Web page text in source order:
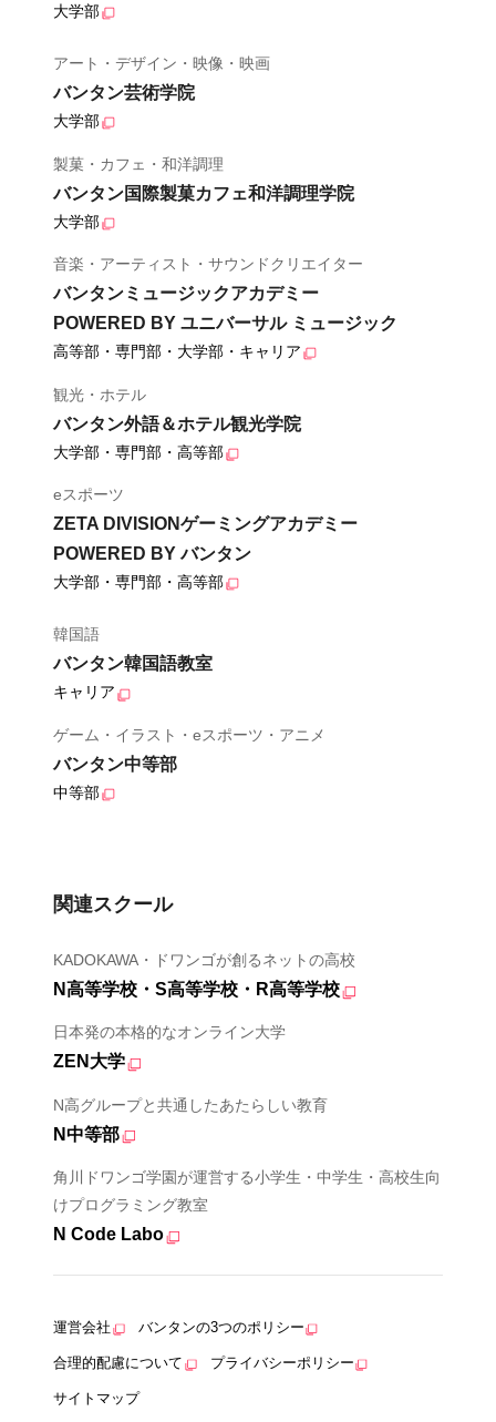
大学部
アート・デザイン・映像・映画
バンタン芸術学院
大学部
製菓・カフェ・和洋調理
バンタン国際製菓カフェ和洋調理学院
大学部
音楽・アーティスト・サウンドクリエイター
バンタンミュージックアカデミー
POWERED BY ユニバーサル ミュージック
高等部・専門部・大学部・キャリア
観光・ホテル
バンタン外語＆ホテル観光学院
大学部・専門部・高等部
eスポーツ
ZETA DIVISIONゲーミングアカデミー
POWERED BY バンタン
大学部・専門部・高等部
韓国語
バンタン韓国語教室
キャリア
ゲーム・イラスト・eスポーツ・アニメ
バンタン中等部
中等部
関連スクール
KADOKAWA・ドワンゴが創るネットの高校
N高等学校・S高等学校・R高等学校
日本発の本格的なオンライン大学
ZEN大学
N高グループと共通したあたらしい教育
N中等部
角川ドワンゴ学園が運営する小学生・中学生・高校生向
けプログラミング教室
N Code Labo
運営会社 バンタンの3つのポリシー
合理的配慮について プライバシーポリシー
サイトマップ